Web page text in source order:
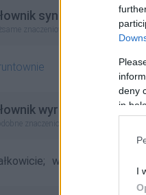
deny
in
I
synonimów
znaczeniowo (zastępcze słowa)
wyrazów
znaczeniowo (lepsze
w całości